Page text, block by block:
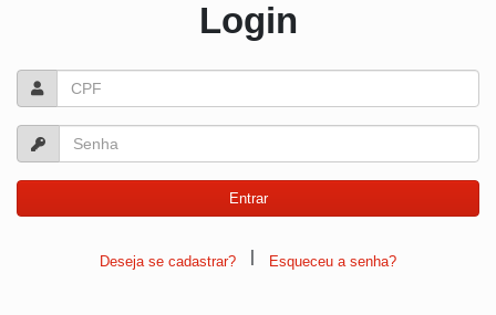
Login
Deseja se cadastrar? | Esqueceu a senha?